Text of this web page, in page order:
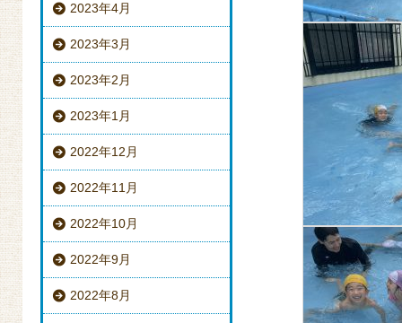
2023年4月
2023年3月
2023年2月
2023年1月
2022年12月
2022年11月
2022年10月
2022年9月
2022年8月